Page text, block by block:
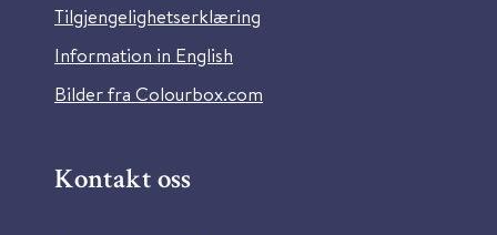
Tilgjengelighetserklæring
Information in English
Bilder fra Colourbox.com
Kontakt oss